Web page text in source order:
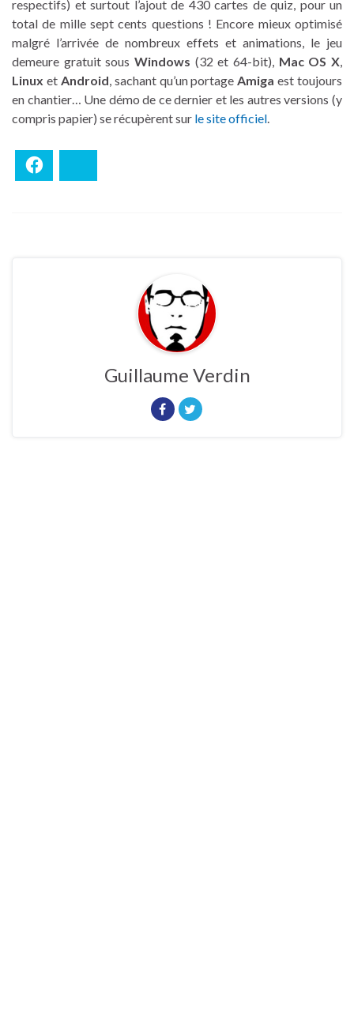
respectifs) et surtout l’ajout de 430 cartes de quiz, pour un
total de mille sept cents questions ! Encore mieux optimisé
malgré l’arrivée de nombreux effets et animations, le jeu
demeure gratuit sous Windows (32 et 64-bit), Mac OS X,
Linux et Android, sachant qu’un portageAmiga est toujours
en chantier… Une démo de ce dernier et les autres versions (y
compris papier) se récupèrent sur le site officiel.
Guillaume Verdin